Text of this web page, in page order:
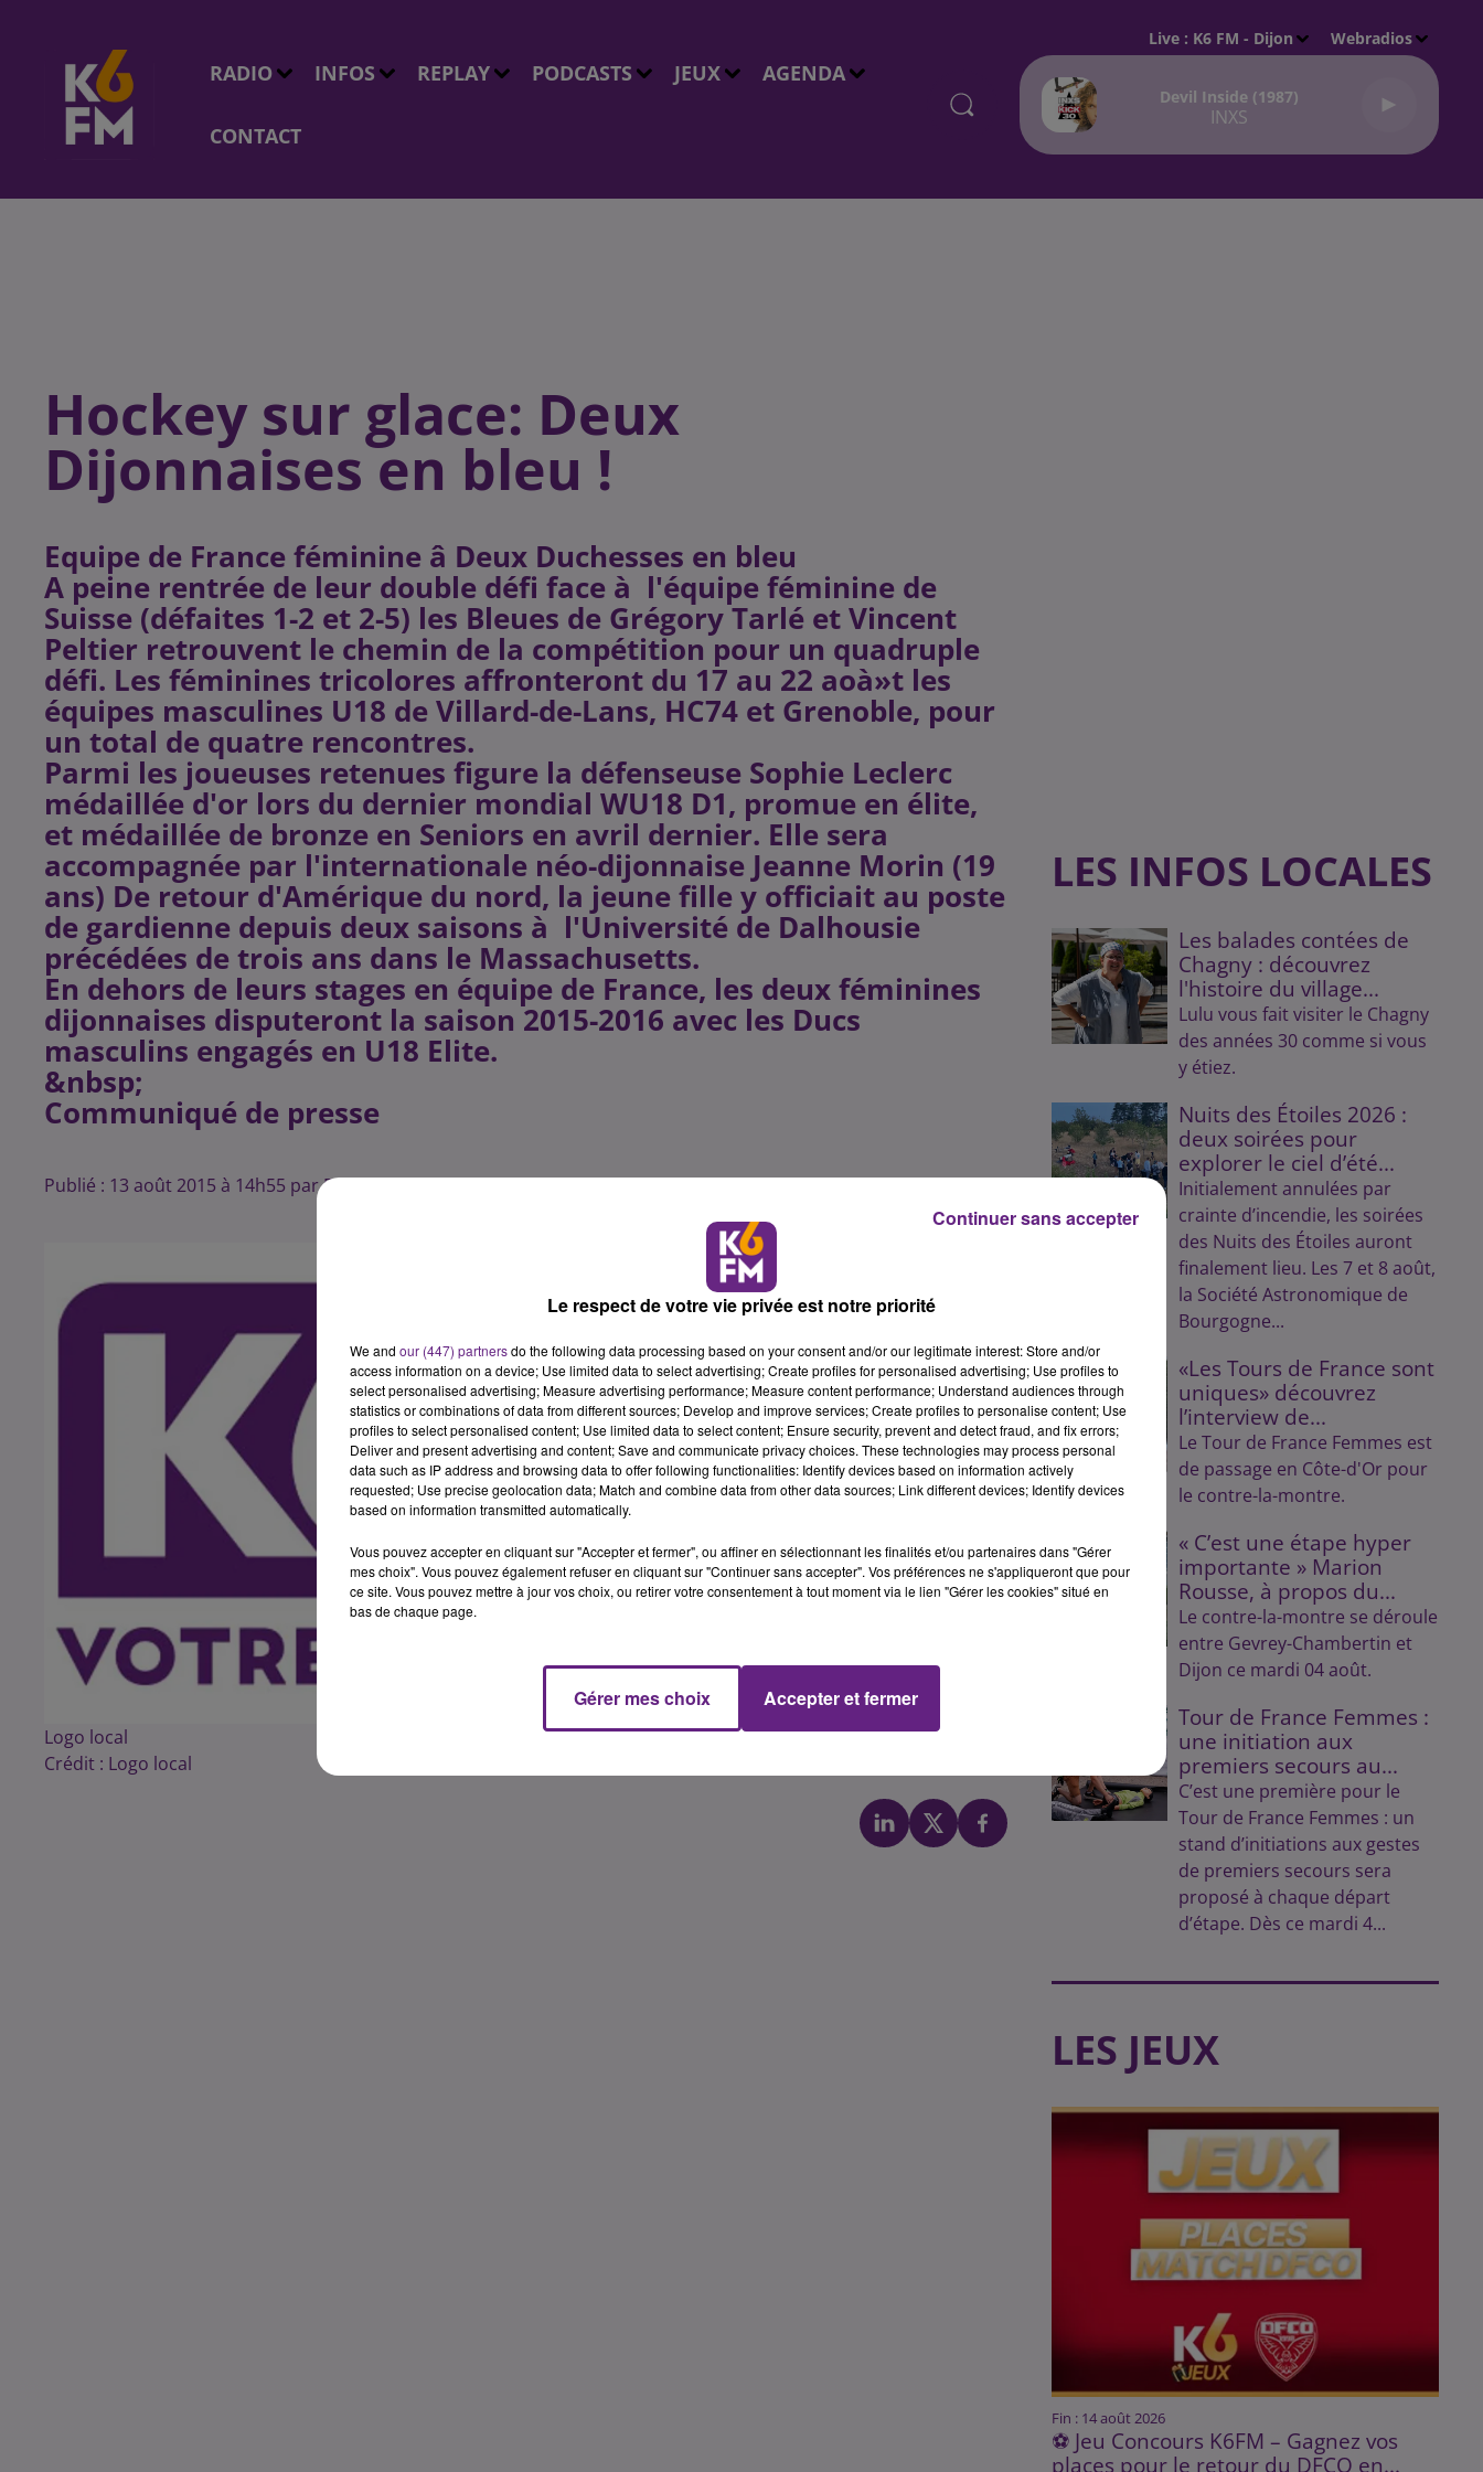
RADIO INFOS REPLAY PODCASTS JEUX AGENDA
CONTACT
Live : K6 FM - Dijon Webradios
Devil Inside (1987)
INXS
Hockey sur glace: Deux
Dijonnaises en bleu !
Equipe de France féminine â Deux Duchesses en bleu
A peine rentrée de leur double défi face à l'équipe féminine de
Suisse (défaites 1-2 et 2-5) les Bleues de Grégory Tarlé et Vincent
Peltier retrouvent le chemin de la compétition pour un quadruple
défi. Les féminines tricolores affronteront du 17 au 22 aoà»t les
équipes masculines U18 de Villard-de-Lans, HC74 et Grenoble, pour
un total de quatre rencontres.
Parmi les joueuses retenues figure la défenseuse Sophie Leclerc
médaillée d'or lors du dernier mondial WU18 D1, promue en élite,
et médaillée de bronze en Seniors en avril dernier. Elle sera
accompagnée par l'internationale néo-dijonnaise Jeanne Morin (19
ans) De retour d'Amérique du nord, la jeune fille y officiait au poste
de gardienne depuis deux saisons à l'Université de Dalhousie
précédées de trois ans dans le Massachusetts.
En dehors de leurs stages en équipe de France, les deux féminines
dijonnaises disputeront la saison 2015-2016 avec les Ducs
masculins engagés en U18 Elite.
&nbsp;
Communiqué de presse
Publié : 13 août 2015 à 14h55 par Franck Pelloux
Logo local
Crédit : Logo local
LES INFOS LOCALES
Les balades contées de
Chagny : découvrez
l'histoire du village...
Lulu vous fait visiter le Chagny
des années 30 comme si vous
y étiez.
Nuits des Étoiles 2026 :
deux soirées pour
explorer le ciel d’été...
Initialement annulées par
crainte d’incendie, les soirées
des Nuits des Étoiles auront
finalement lieu. Les 7 et 8 août,
la Société Astronomique de
Bourgogne...
«Les Tours de France sont
uniques» découvrez
l’interview de...
Le Tour de France Femmes est
de passage en Côte-d'Or pour
le contre-la-montre.
« C’est une étape hyper
importante » Marion
Rousse, à propos du...
Le contre-la-montre se déroule
entre Gevrey-Chambertin et
Dijon ce mardi 04 août.
Tour de France Femmes :
une initiation aux
premiers secours au...
C’est une première pour le
Tour de France Femmes : un
stand d’initiations aux gestes
de premiers secours sera
proposé à chaque départ
d’étape. Dès ce mardi 4...
LES JEUX
Fin : 14 août 2026
⚽ Jeu Concours K6FM – Gagnez vos
places pour le retour du DFCO en...
Le respect de votre vie privée est notre priorité
We and our (447) partnersdo the following data processing based on your consent and/or our legitimate interest: Store and/or
access information on a device; Use limited data to select advertising; Create profiles for personalised advertising; Use profiles to
select personalised advertising; Measure advertising performance; Measure content performance; Understand audiences through
statistics or combinations of data from different sources; Develop and improve services; Create profiles to personalise content; Use
profiles to select personalised content; Use limited data to select content; Ensure security, prevent and detect fraud, and fix errors;
Deliver and present advertising and content; Save and communicate privacy choices. These technologies may process personal
data such as IP address and browsing data to offer following functionalities: Identify devices based on information actively
requested; Use precise geolocation data; Match and combine data from other data sources; Link different devices; Identify devices
based on information transmitted automatically.
Vous pouvez accepter en cliquant sur "Accepter et fermer", ou affiner en sélectionnant les finalités et/ou partenaires dans "Gérer
mes choix". Vous pouvez également refuser en cliquant sur "Continuer sans accepter". Vos préférences ne s'appliqueront que pour
ce site. Vous pouvez mettre à jour vos choix, ou retirer votre consentement à tout moment via le lien "Gérer les cookies" situé en
bas de chaque page.
Gérer mes choix Accepter et fermer
Continuer sans accepter